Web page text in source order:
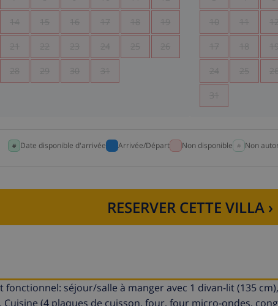
14 15 16 17 18 19
21 22 23 24 25 26
28 29 30 31
10 11
17 18
24 25
31
Date disponible d'arrivée Arrivée/Départ Non disponible Non
RESERVER CETTE VILLA ›
séjour/salle à manger avec 1 divan-lit (135
Cuisine (4 plaques de cuisson, four, four micro-ondes,